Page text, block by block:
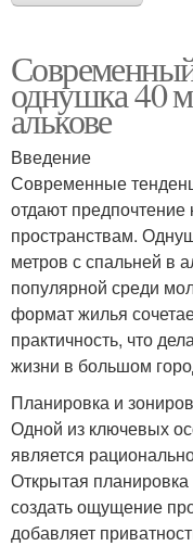
однушка 40
алькове
Введение
Современные
отдают
пространствам.
метров с спальней в
популярной среди
формат жилья
практичность, что
жизни в большом
Планировка и
Одной из ключевых
является
Открытая планировка
создать ощущение
добавляет